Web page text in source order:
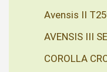
Avensis II
AVENSIS III
COROLLA